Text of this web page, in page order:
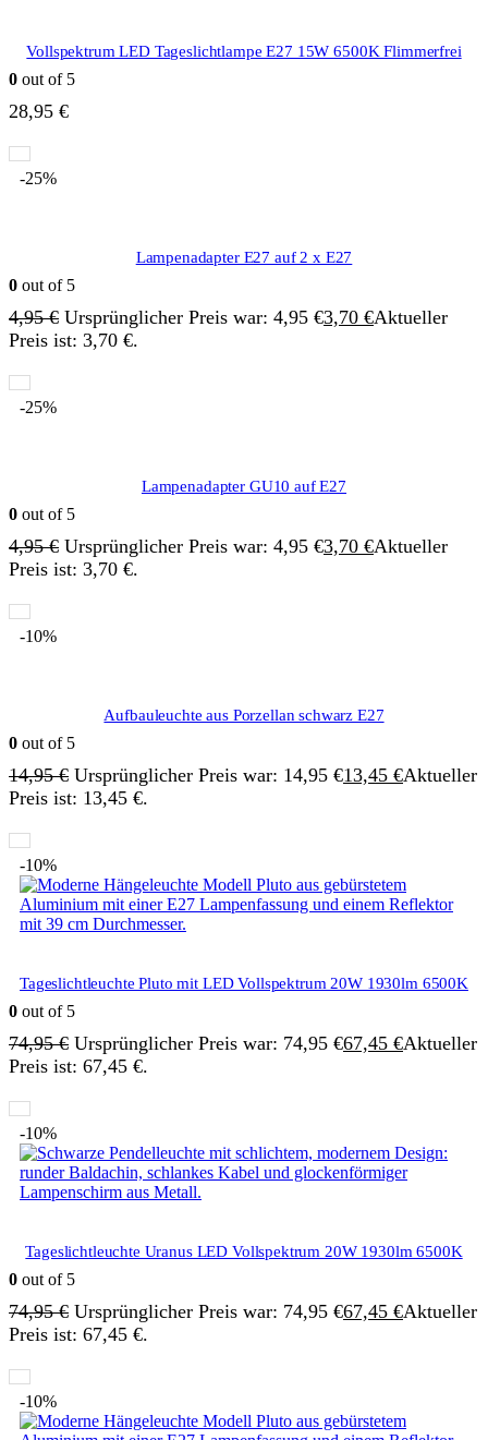
Vollspektrum LED Tageslichtlampe E27 15W 6500K Flimmerfrei
0 out of 5
28,95 €
-25%
Lampenadapter E27 auf 2 x E27
0 out of 5
4,95€ Ursprünglicher Preis war: 4,95 €3,70 €Aktueller
Preis ist: 3,70 €.
-25%
Lampenadapter GU10 auf E27
0 out of 5
4,95€ Ursprünglicher Preis war: 4,95 €3,70 €Aktueller
Preis ist: 3,70 €.
-10%
Aufbauleuchte aus Porzellan schwarz E27
0 out of 5
14,95€ Ursprünglicher Preis war: 14,95 €13,45 €Aktueller
Preis ist: 13,45 €.
-10%
Tageslichtleuchte Pluto mit LED Vollspektrum 20W 1930lm 6500K
0 out of 5
74,95€ Ursprünglicher Preis war: 74,95 €67,45 €Aktueller
Preis ist: 67,45 €.
-10%
Tageslichtleuchte Uranus LED Vollspektrum 20W 1930lm 6500K
0 out of 5
74,95€ Ursprünglicher Preis war: 74,95 €67,45 €Aktueller
Preis ist: 67,45 €.
-10%